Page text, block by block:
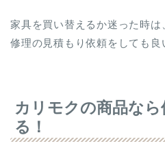
家具を買い替えるか迷った時
修理の見積もり依頼をしても良
カリモクの商品な
る！